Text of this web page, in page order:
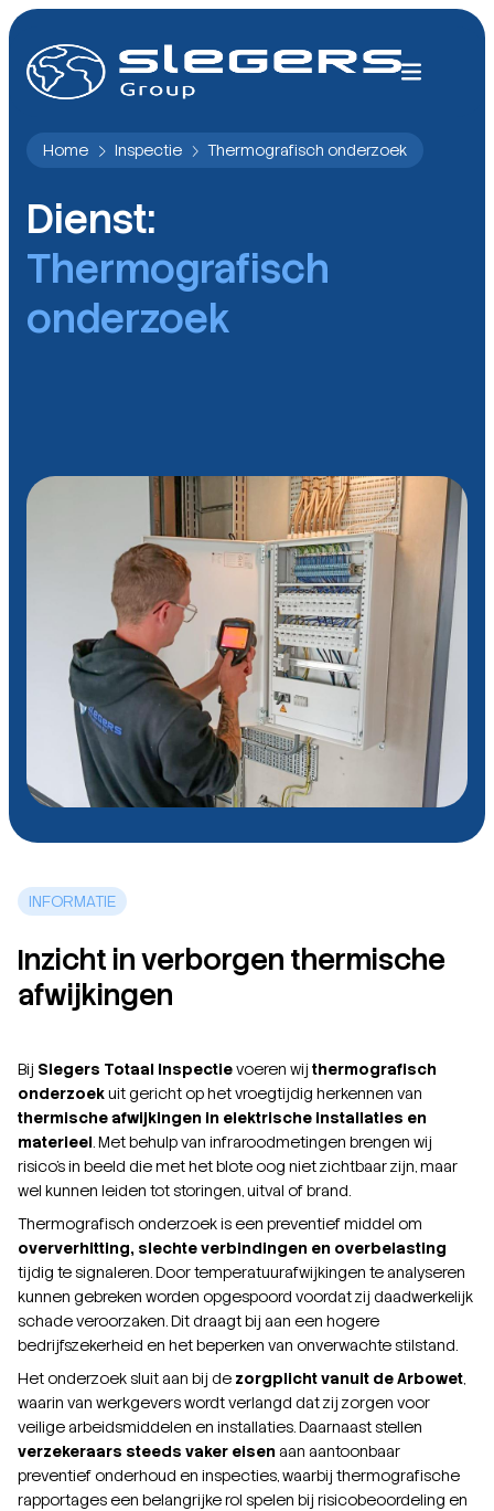
Home Inspectie Thermografisch onderzoek
Dienst:
Thermografisch
onderzoek
INFORMATIE
Inzicht in verborgen thermische
afwijkingen
Bij Slegers Totaal Inspectievoeren wij thermografisch
onderzoekuit gericht op het vroegtijdig herkennen van
thermische afwijkingen in elektrische installaties en
materieel. Met behulp van infraroodmetingen brengen wij
risico’s in beeld die met het blote oog niet zichtbaar zijn, maar
wel kunnen leiden tot storingen, uitval of brand.
Thermografisch onderzoek is een preventief middel om
oververhitting, slechte verbindingen en overbelasting
tijdig te signaleren. Door temperatuurafwijkingen te analyseren
kunnen gebreken worden opgespoord voordat zij daadwerkelijk
schade veroorzaken. Dit draagt bij aan een hogere
bedrijfszekerheid en het beperken van onverwachte stilstand.
Het onderzoek sluit aan bij de zorgplicht vanuit de Arbowet,
waarin van werkgevers wordt verlangd dat zij zorgen voor
veilige arbeidsmiddelen en installaties. Daarnaast stellen
verzekeraars steeds vaker eisen aan aantoonbaar
preventief onderhoud en inspecties, waarbij thermografische
rapportages een belangrijke rol spelen bij risicobeoordeling en